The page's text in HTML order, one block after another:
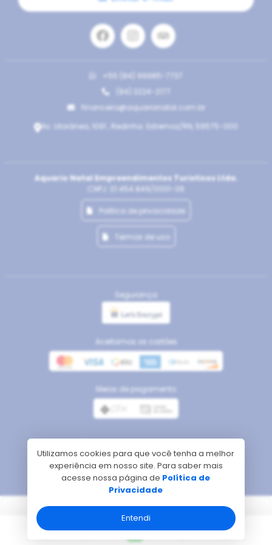
+55 (84) 99985-7737
(84) 3224-2177
financeiro@aquarionatal.com.br
Av. Litorânea, 1091 , Redinha. Extremoz/RN, 59575-000
Aquario Natal Empreendimentos Turisticos Ltda.
CNPJ: 01.454.849/0001-06
Politica de privacidade
Termos de uso
Segurança
Aceitamos os cartões
Meios de pagamento
Tecnologia
Utilizamos cookies para que você tenha a melhor
experiência em nosso site. Para saber mais
acesse nossa página de Política de
Privacidade
Entendi